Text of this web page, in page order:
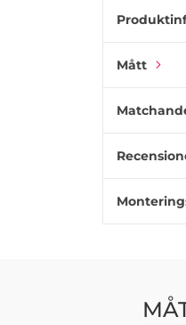
fungera i
Mått